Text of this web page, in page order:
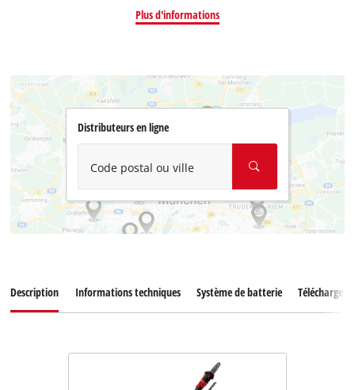
Plus d'informations
Distributeurs en ligne
Code postal ou ville
Description Informations techniques Système de batterie